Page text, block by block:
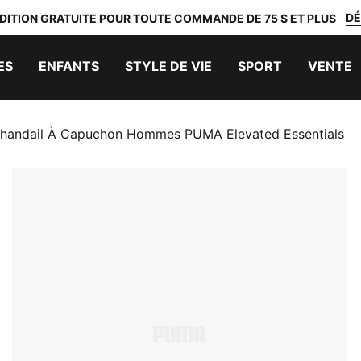
GRATUITE POUR TOUTE COMMANDE DE 75 $ ET PLUS
ENFANTS STYLE DE VIE SPORT VENTE
À Capuchon Hommes PUMA Elevated Essentials